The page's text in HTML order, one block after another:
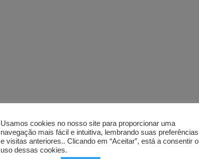
Usamos cookies no nosso site para proporcionar uma
navegação mais fácil e intuitiva, lembrando suas preferências
e visitas anteriores.. Clicando em “Aceitar”, está a consentir o
uso dessas cookies.